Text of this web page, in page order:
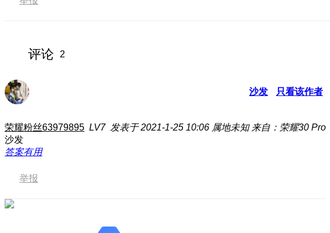
评论 2
沙发 只看该作者
荣耀粉丝63979895 LV7 发表于 2021-1-25 10:06 属地未知 来自：荣耀30 Pro
沙发
答案有用
举报